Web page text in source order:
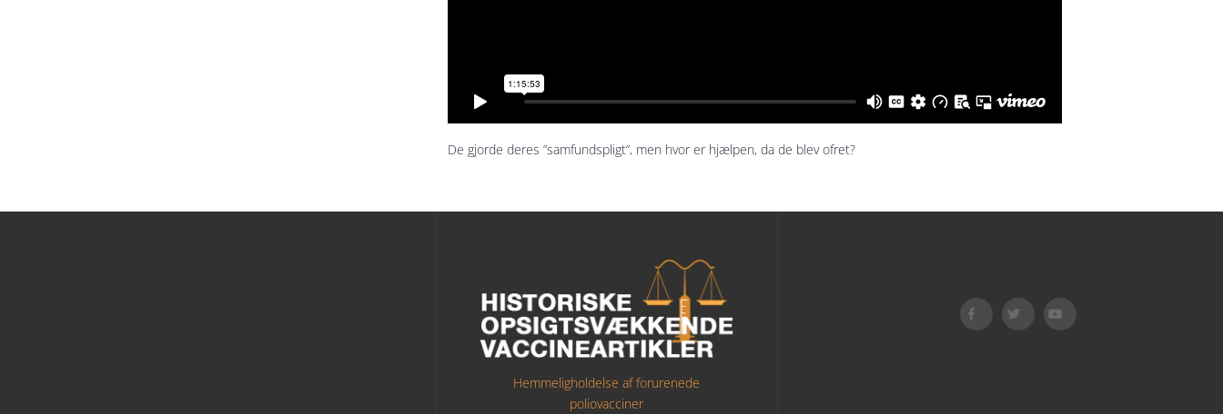
De gjorde deres ”samfundspligt”, men hvor er hjælpen, da de blev ofret?
Hemmeligholdelse af forurenede
poliovacciner